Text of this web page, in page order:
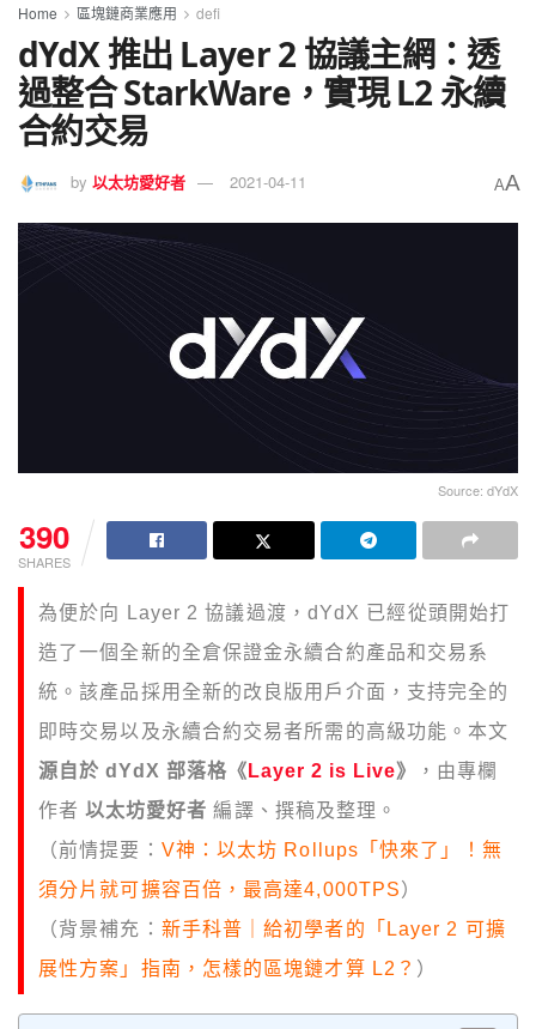
Home 區塊鏈商業應用 defi
dYdX 推出 Layer 2 協議主網：透
過整合 StarkWare，實現 L2 永續
合約交易
by 以太坊愛好者 2021-04-11 AA
Source: dYdX
390
SHARES
為便於向 Layer 2 協議過渡，dYdX 已經從頭開始打
造了一個全新的全倉保證金永續合約產品和交易系
統。該產品採用全新的改良版用戶介面，支持完全的
即時交易以及永續合約交易者所需的高級功能。本文
源自於 dYdX 部落格《 Layer 2 is Live》
，由專欄
作者以太坊愛好者 編譯、撰稿及整理。
（前情提要： V神：以太坊 Rollups「快來了」！無
須分片就可擴容百倍，最高達4,000TPS）
（背景補充： 新手科普｜給初學者的「Layer 2 可擴
展性方案」指南，怎樣的區塊鏈才算 L2？ ）